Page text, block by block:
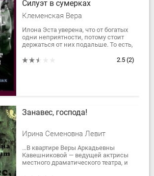
Силуэт в сумерках
Клеменская Вера
Илона Эста уверена, что от богатых
одни неприятности, потому стоит
держаться от них подальше. То есть,
когда погибает её лучшая подруга,
2.5 (2)
Занавес, господа!
Ирина Семеновна Левит
…В квартире Веры Аркадьевны
Кавешниковой — ведущей актрисы
местного драматического театра, и